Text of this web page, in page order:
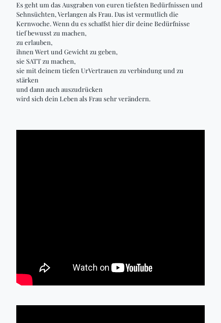
Es geht um das Ausgraben von euren tiefsten Bedürfnissen und
Sehnsüchten, Verlangen als Frau. Das ist vermutlich die
Kernwoche. Wenn du es schaffst hier dir deine Bedürfnisse
tief bewusst zu machen,
zu erlauben,
ihnen Wert und Gewicht zu geben,
sie SATT zu machen,
sie mit deinem tiefen UrVertrauen zu verbindung und zu
stärken
und dann auch auszudrücken
wird sich dein Leben als Frau sehr verändern.